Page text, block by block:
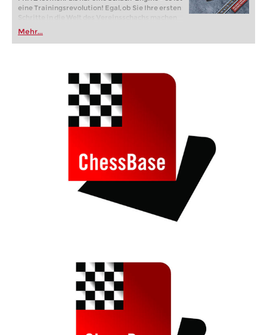
eine Trainingsrevolution! Egal, ob Sie Ihre ersten
Schritte in die Welt des Vereinsschachs machen
oder bereits auf Turnierniveau spielen: Mit
FRITZ trainieren Sie effizienter, intelligenter und
individueller als je zuvor.
Mehr...